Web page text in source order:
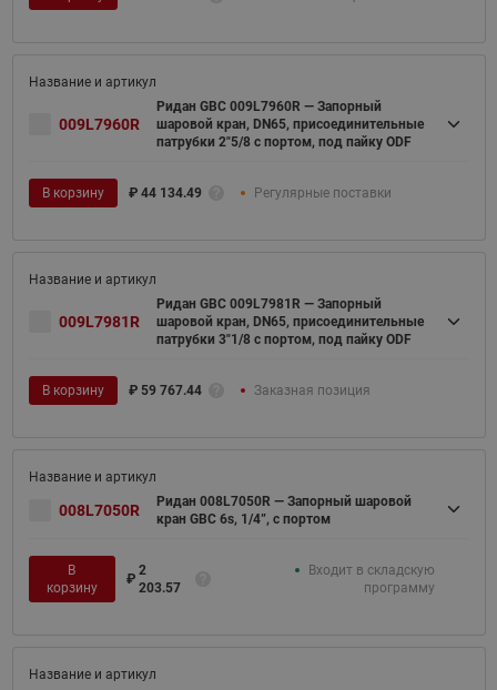
009L7960R
Ридан GBC 009L7960R — Запорный
шаровой кран, DN65, присоединительные
патрубки 2"5/8 с портом, под пайку ODF
В корзину ₽ 44 134.49 Регулярные поставки
009L7981R
Ридан GBC 009L7981R — Запорный
шаровой кран, DN65, присоединительные
патрубки 3"1/8 с портом, под пайку ODF
В корзину ₽ 59 767.44 Заказная позиция
008L7050R
Ридан 008L7050R — Запорный шаровой
кран GBC 6s, 1/4”, с портом
В
корзину
₽
2
203.57
Входит в складскую
программу